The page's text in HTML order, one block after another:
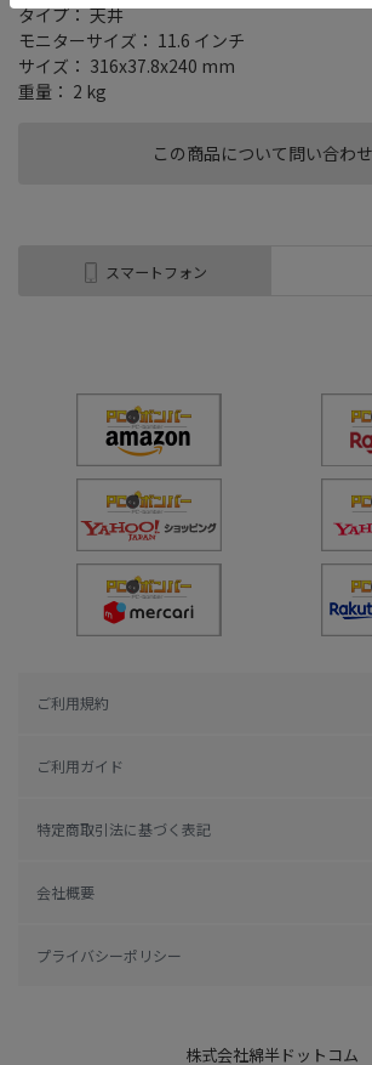
この商品について問い合わ
タイプ： 天井
モニターサイズ： 11.6 インチ
サイズ： 316x37.8x240 mm
重量： 2 kg
スマートフォン
ご利用規約
ご利用ガイド
特定商取引法に基づく表記
会社概要
プライバシーポリシー
株式会社綿半ドットコム